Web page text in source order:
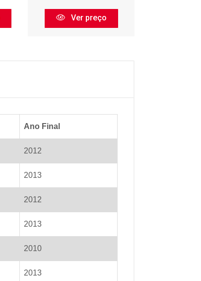
Ver preço
Ano Final
2012
2013
2012
2013
2010
2013